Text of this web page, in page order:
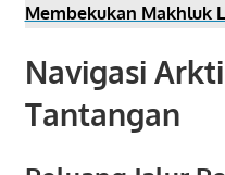
Membekukan Makhluk
Navigasi
Tantangan